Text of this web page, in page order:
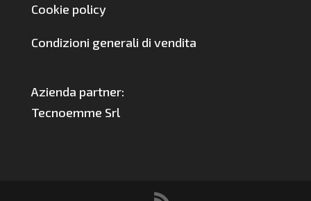
Cookie policy
Condizioni generali di vendita
Azienda partner:
Tecnoemme Srl